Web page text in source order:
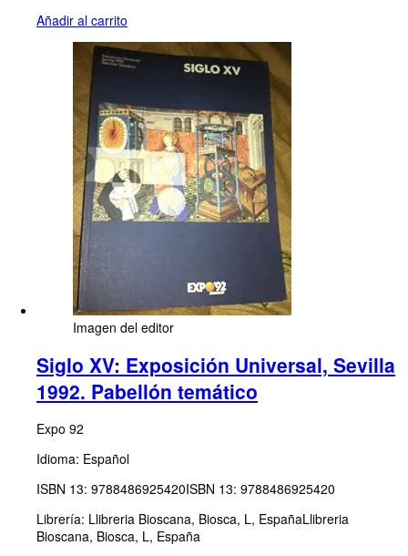
Añadir al carrito
Imagen del editor
Siglo XV: Exposición Universal, Sevilla
1992. Pabellón temático
Expo 92
Idioma: Español
ISBN 13: 9788486925420ISBN 13: 9788486925420
Librería: Llibreria Bioscana, Biosca, L, EspañaLlibreria
Bioscana, Biosca, L, España